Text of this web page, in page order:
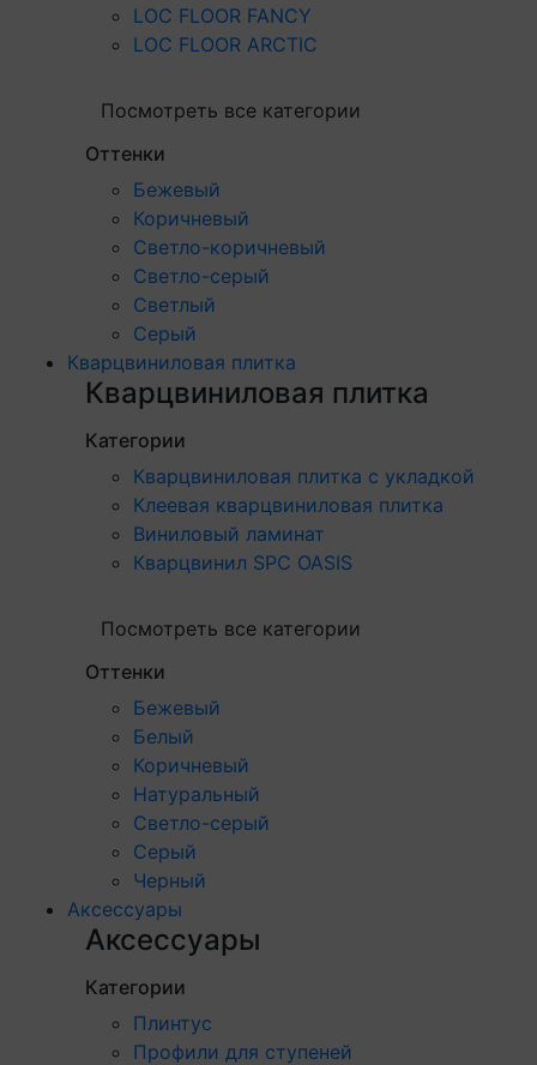
LOC FLOOR FANCY
LOC FLOOR ARCTIC
Посмотреть все категории
Оттенки
Бежевый
Коричневый
Светло-коричневый
Светло-серый
Светлый
Серый
Кварцвиниловая плитка
Кварцвиниловая плитка
Категории
Кварцвиниловая плитка с укладкой
Клеевая кварцвиниловая плитка
Виниловый ламинат
Кварцвинил SPC OASIS
Посмотреть все категории
Оттенки
Бежевый
Белый
Коричневый
Натуральный
Светло-серый
Серый
Черный
Аксессуары
Аксессуары
Категории
Плинтус
Профили для ступеней